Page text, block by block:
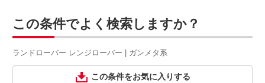
この条件でよく検索しますか？
ランドローバー レンジローバー | ガンメタ系
この条件をお気に入りする